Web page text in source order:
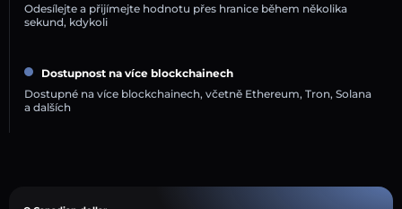
Odesílejte a přijímejte hodnotu přes hranice během několika
sekund, kdykoli
Dostupnost na více blockchainech
Dostupné na více blockchainech, včetně Ethereum, Tron, Solana
a dalších